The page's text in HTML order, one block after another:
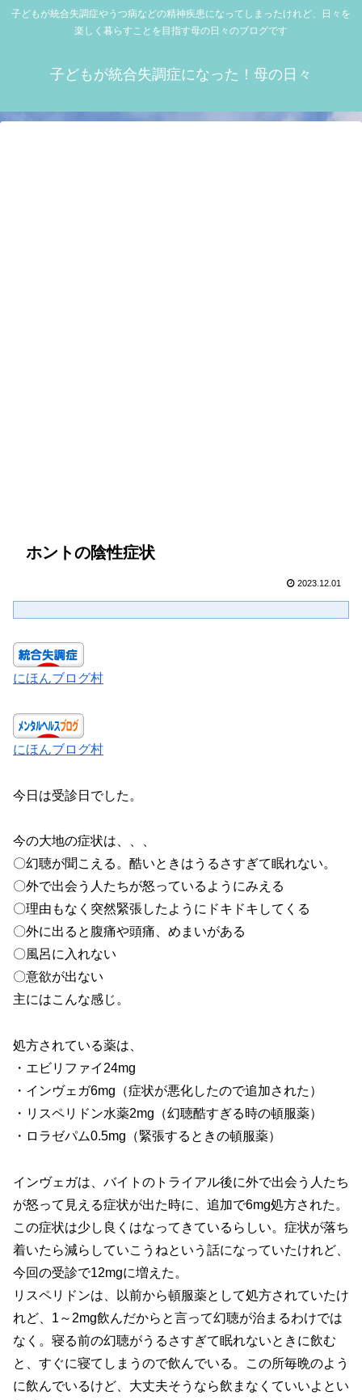
子どもが統合失調症やうつ病などの精神疾患になってしまったけれど、日々を
楽しく暮らすことを目指す母の日々のブログです
子どもが統合失調症になった！母の日々
ホントの陰性症状
2023.12.01
にほんブログ村
にほんブログ村
今日は受診日でした。
今の大地の症状は、、、
〇幻聴が聞こえる。酷いときはうるさすぎて眠れない。
〇外で出会う人たちが怒っているようにみえる
〇理由もなく突然緊張したようにドキドキしてくる
〇外に出ると腹痛や頭痛、めまいがある
〇風呂に入れない
〇意欲が出ない
主にはこんな感じ。
処方されている薬は、
・エビリファイ24mg
・インヴェガ6mg（症状が悪化したので追加された）
・リスペリドン水薬2mg（幻聴酷すぎる時の頓服薬）
・ロラゼパム0.5mg（緊張するときの頓服薬）
インヴェガは、バイトのトライアル後に外で出会う人たち
が怒って見える症状が出た時に、追加で6mg処方された。
この症状は少し良くはなってきているらしい。症状が落ち
着いたら減らしていこうねという話になっていたけれど、
今回の受診で12mgに増えた。
リスペリドンは、以前から頓服薬として処方されていたけ
れど、1～2mg飲んだからと言って幻聴が治まるわけでは
なく。寝る前の幻聴がうるさすぎて眠れないときに飲む
と、すぐに寝てしまうので飲んでいる。この所毎晩のよう
に飲んでいるけど、大丈夫そうなら飲まなくていいよとい